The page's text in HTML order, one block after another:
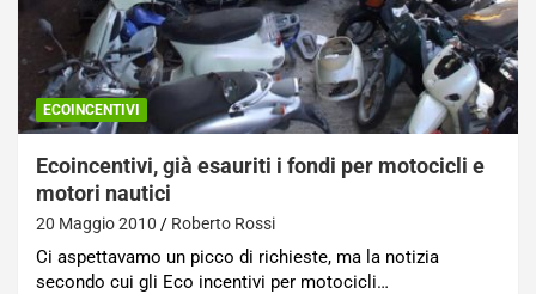
ECOINCENTIVI
Ecoincentivi, già esauriti i fondi per motocicli e
motori nautici
20 Maggio 2010 Roberto Rossi
Ci aspettavamo un picco di richieste, ma la notizia
secondo cui gli Eco incentivi per motocicli…